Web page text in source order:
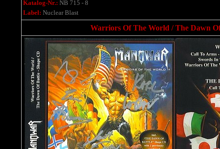
Katalog-Nr.: NB 715 - 8
Label: Nuclear Blast
Warriors Of The World / The Dawn